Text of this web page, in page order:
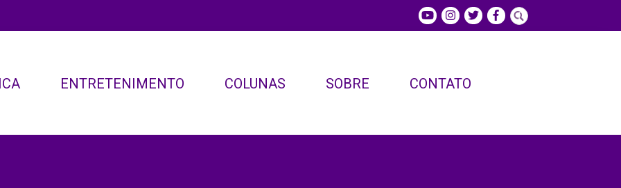
ENTRETENIMENTO COLUNAS SOBRE CONTATO